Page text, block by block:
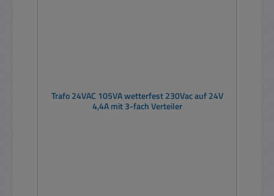
Trafo 24VAC 105VA wetterfest 230Vac auf 24V
4,4A mit 3-fach Verteiler